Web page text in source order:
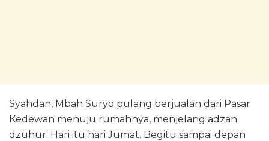
Syahdan, Mbah Suryo pulang berjualan dari Pasar
Kedewan menuju rumahnya, menjelang adzan
dzuhur. Hari itu hari Jumat. Begitu sampai depan